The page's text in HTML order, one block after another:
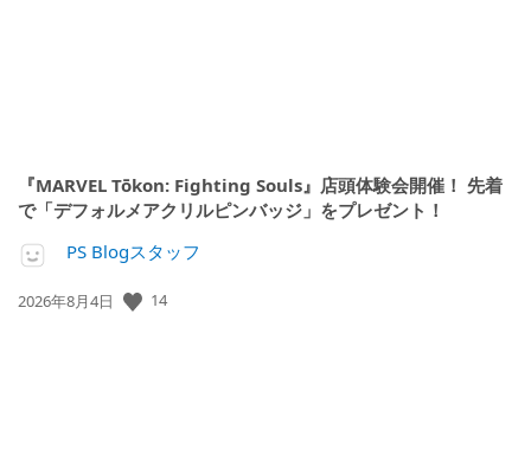
『MARVEL Tōkon: Fighting Souls』店頭体験会開催！ 先着
で「デフォルメアクリルピンバッジ」をプレゼント！
PS Blogスタッフ
公
2026年8月4日 14